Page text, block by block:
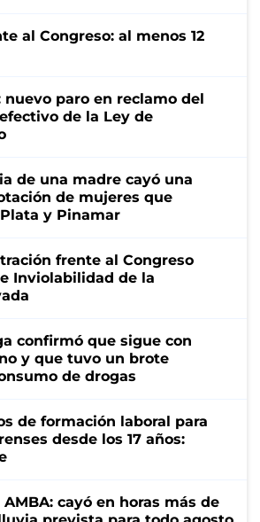
al Congreso: al menos 12
nuevo paro en reclamo del
de la Ley de
de una madre cayó una
de mujeres que
y Pinamar
frente al Congreso
Inviolabilidad de la
confirmó que sigue con
y que tuvo un brote
de drogas
de formación laboral para
desde los 17 años:
cayó en horas más de